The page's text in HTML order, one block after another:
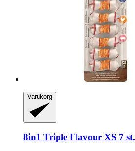
Varukorg
8in1 Triple Flavour XS 7 st.